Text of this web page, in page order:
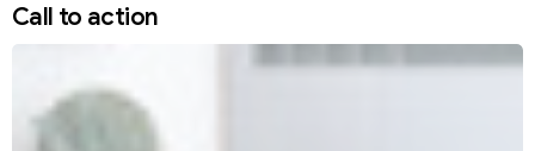
Call to action